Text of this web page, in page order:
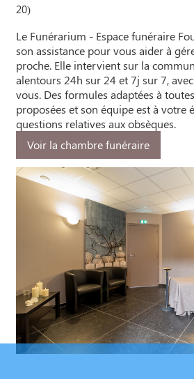
20)
Le Funérarium - Espace funéraire
son assistance pour vous aider à
proche. Elle intervient sur la
alentours 24h sur 24 et 7j sur 7,
vous. Des formules adaptées à
proposées et son équipe est à votre
questions relatives aux obsèques.
Voir la chambre funéraire